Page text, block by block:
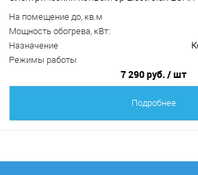
На помещение до, кв.м
Мощность обогрева, кВт:
Назначение
Режимы работы
7 290 руб. / шт
Подробнее